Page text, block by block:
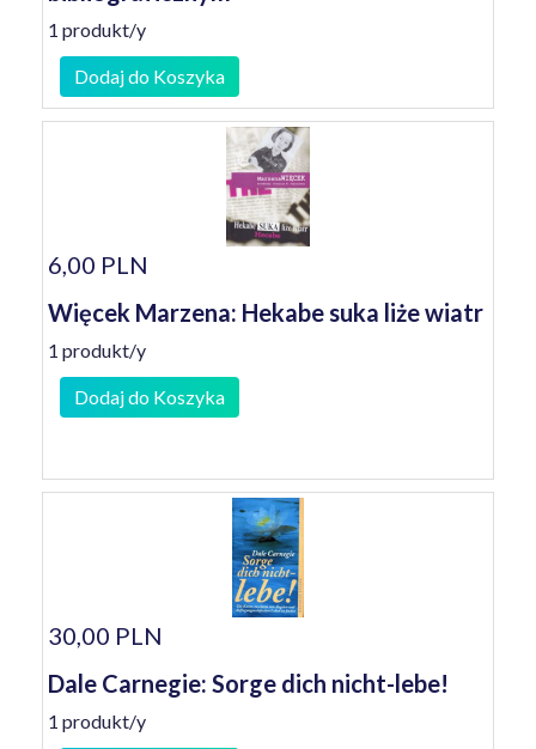
1 produkt/y
Dodaj do Koszyka
6,00 PLN
Więcek Marzena: Hekabe suka liże wiatr
1 produkt/y
Dodaj do Koszyka
30,00 PLN
Dale Carnegie: Sorge dich nicht-lebe!
1 produkt/y